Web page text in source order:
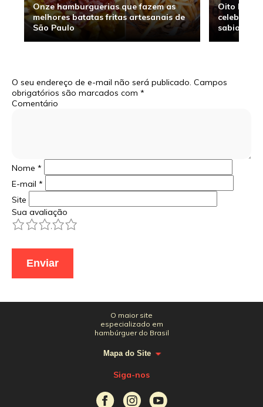
Onze hamburguerias que fazem as
melhores batatas fritas artesanais de
São Paulo
Oito
sabia
O seu endereço de e-mail não será publicado. Campos
obrigatórios são marcados com *
Comentário
Nome *
E-mail *
Site
Sua avaliação
5
4
3
2
O maior site
especializado em
hambúrguer do Brasil
Mapa do Site
Siga-nos